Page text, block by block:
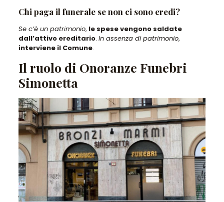
Chi paga il funerale se non ci sono eredi?
Se c’è un patrimonio, le spese vengono saldate
dall’attivo ereditario. In assenza di patrimonio,
interviene il Comune.
Il ruolo di Onoranze Funebri
Simonetta